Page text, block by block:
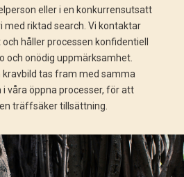
eller i en konkurrensutsatt
med riktad search. Vi kontaktar
håller processen konfidentiell
och onödig uppmärksamhet.
kravbild tas fram med samma
våra öppna processer, för att
träffsäker tillsättning.